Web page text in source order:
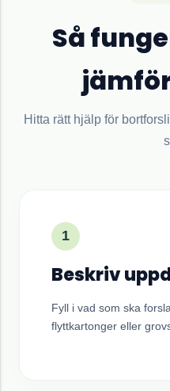
Så
Hitta rätt hjälp för
1
Beskriv
Fyll i vad som ska
flyttkartonger eller